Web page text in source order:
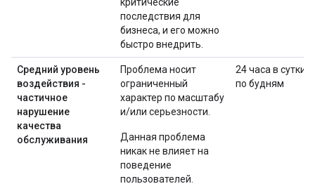
последствия для
бизнеса, и его можно
быстро внедрить.
Средний уровень
воздействия -
частичное
нарушение
качества
обслуживания
Проблема носит
ограниченный
характер по масштабу
и/или серьезности.
Данная проблема
никак не влияет на
поведение
пользователей.
24 часа в сутки
по будням